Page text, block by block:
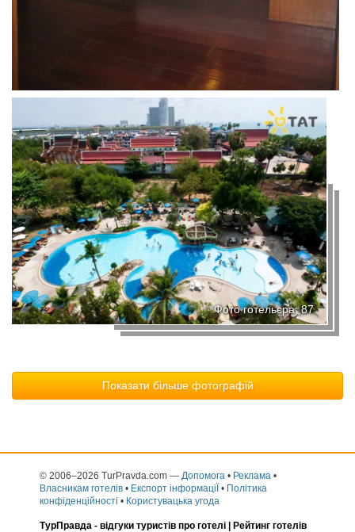
Фото готельєра: 87
Показати більше фотографій
© 2006–2026 TurPravda.com — Допомога • Реклама •
Власникам готелів • Експорт інформаціЇ • Політика
конфіденційності • Користувацька угода
ТурПравда - відгуки туристів про готелі | Рейтинг готелів